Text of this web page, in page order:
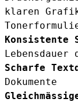
klaren
Konsistente
Lebensdauer
Scharfe
Dokumente